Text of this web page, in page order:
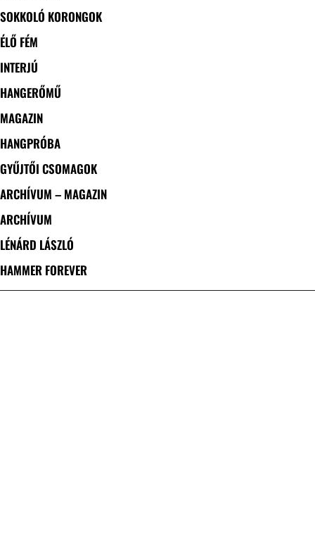
SOKKOLÓ KORONGOK
ÉLŐ FÉM
INTERJÚ
HANGERŐMŰ
MAGAZIN
HANGPRÓBA
GYŰJTŐI CSOMAGOK
ARCHÍVUM – MAGAZIN
ARCHÍVUM
LÉNÁRD LÁSZLÓ
HAMMER FOREVER